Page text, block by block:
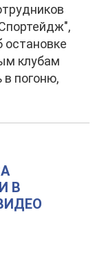
остановке
клубам
в погоню,
В